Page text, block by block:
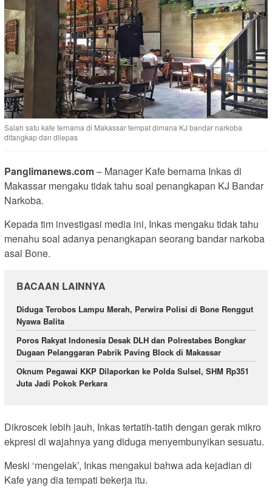
Salah satu kafe ternama di Makassar tempat dimana KJ bandar narkoba
ditangkap dan dilepas
Panglimanews.com– Manager Kafe bernama Inkas di
Makassar mengaku tidak tahu soal penangkapan KJ Bandar
Narkoba.
Kepada tim investigasi media ini, Inkas mengaku tidak tahu
menahu soal adanya penangkapan seorang bandar narkoba
asal Bone.
BACAAN LAINNYA
Diduga Terobos Lampu Merah, Perwira Polisi di Bone Renggut
Nyawa Balita
Poros Rakyat Indonesia Desak DLH dan Polrestabes Bongkar
Dugaan Pelanggaran Pabrik Paving Block di Makassar
Oknum Pegawai KKP Dilaporkan ke Polda Sulsel, SHM Rp351
Juta Jadi Pokok Perkara
Dikroscek lebih jauh, Inkas tertatih-tatih dengan gerak mikro
ekpresi di wajahnya yang diduga menyembunyikan sesuatu.
Meski ‘mengelak’, Inkas mengakui bahwa ada kejadian di
Kafe yang dia tempati bekerja itu.